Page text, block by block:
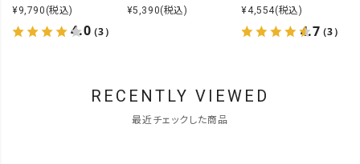
¥9,790 (税込)
4.0（3）
¥5,390(税込) ¥4,554(税込)
4.7（3）
RECENTLY VIEWED
最近チェックした商品